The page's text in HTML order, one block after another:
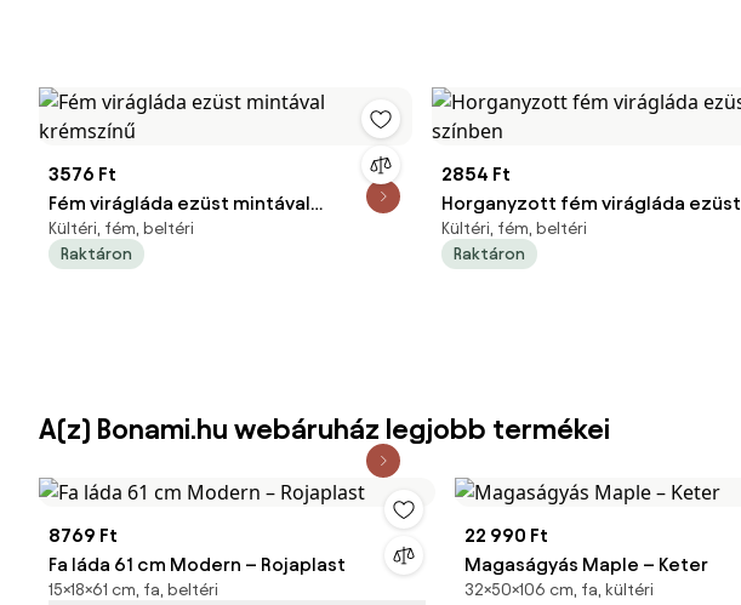
3576 Ft
Fém virágláda ezüst mintával
krémszínű
Kültéri, fém, beltéri
Raktáron
2854 Ft
Horganyzott fém virágláda ezüst
színben
Kültéri, fém, beltéri
Raktáron
A(z) Bonami.hu webáruház legjobb termékei
8769 Ft
Fa láda 61 cm Modern – Rojaplast
15×18×61 cm, fa, beltéri
22 990 Ft
Magaságyás Maple – Keter
32×50×106 cm, fa, kültéri